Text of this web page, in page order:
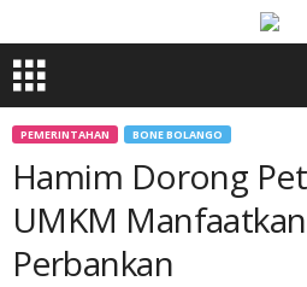
PEMERINTAHAN BONE BOLANGO
Hamim Dorong
UMKM Manfaatkan
Perbankan